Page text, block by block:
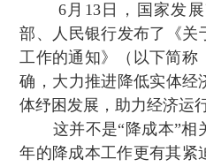
6月13日 ，国家发展改
部、人民银行发布了《
工作的通知》（以下简称
确，大力推进降低实体经
体纾困发展，助力经济运行
这并不是“降成本”相关
年的降成本工作更有其紧